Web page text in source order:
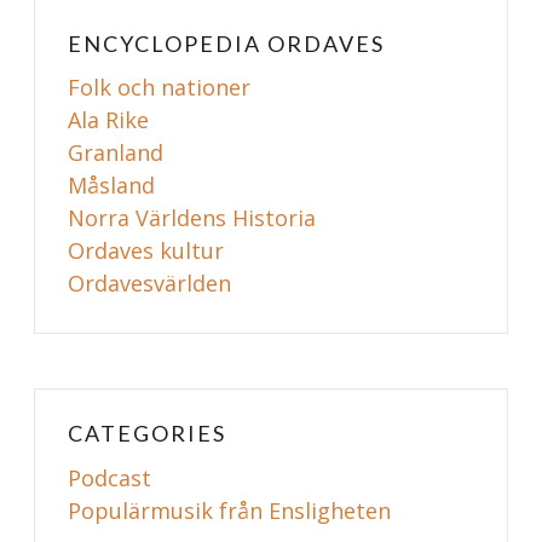
ENCYCLOPEDIA ORDAVES
Folk och nationer
Ala Rike
Granland
Måsland
Norra Världens Historia
Ordaves kultur
Ordavesvärlden
CATEGORIES
Podcast
Populärmusik från Ensligheten